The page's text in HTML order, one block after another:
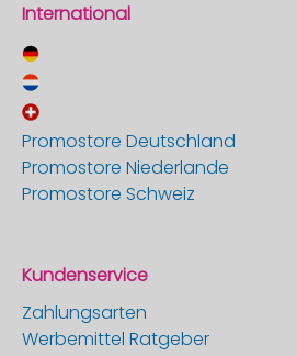
International
Promostore Deutschland
Promostore Niederlande
Promostore Schweiz
Kundenservice
Zahlungsarten
Werbemittel Ratgeber